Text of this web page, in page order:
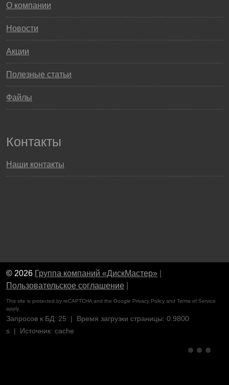
О компании
Новости
Акции
Полезные статьи
Файлы
Контакты
Наши контакты
© 2026 Группа компаний «ДискМастер»
Пользовательское соглашение
This site is protected by reCAPTCHA and the Google Privacy Policy and Terms of Service
apply.
Запросов к БД: 25 | Время загрузки страницы: 0.9800
s | Источник: cache